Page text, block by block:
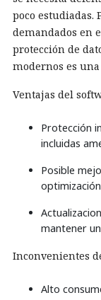
poco estudiadas.
demandados en
protección de
modernos es
Ventajas del
Protección
incluidas
Posible
mantener
Inconvenientes
Alto